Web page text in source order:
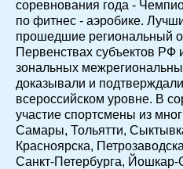
соревнования года -
по фитнес - аэробике.
прошедшие региональный
Первенствах субъектов РФ
зональных
доказывали и
всероссийском уровне. В
участие спортсмены из
Самары, Тольятти,
Красноярска,
Санкт-Петербурга,